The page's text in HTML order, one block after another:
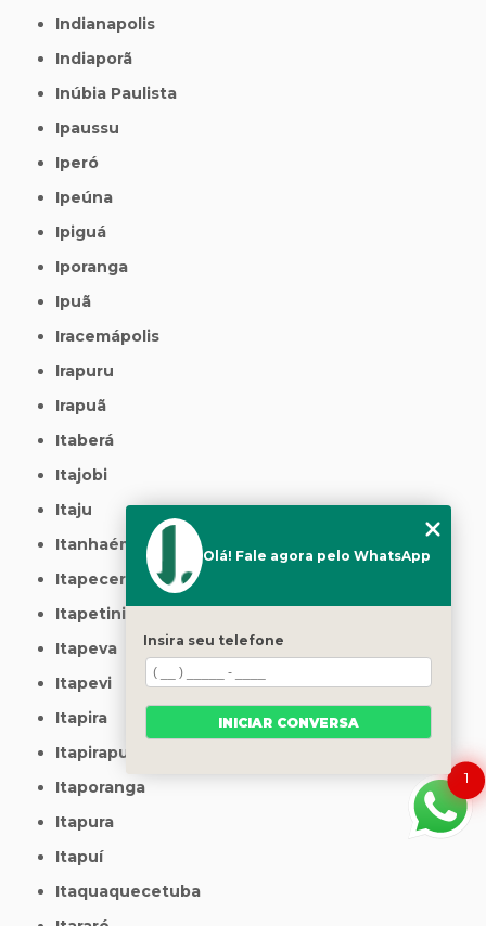
Indianapolis
Indiaporã
Inúbia Paulista
Ipaussu
Iperó
Ipeúna
Ipiguá
Iporanga
Ipuã
Iracemápolis
Irapuru
Irapuã
Itaberá
Itajobi
Itaju
Itanhaém
Itapecerica da Serra
Itapetininga
Itapeva
Itapevi
Itapira
Itapirapuã Paulista
Itaporanga
Itapura
Itapuí
Itaquaquecetuba
1
Olá! Fale agora pelo WhatsApp
Insira seu telefone
INICIAR CONVERSA